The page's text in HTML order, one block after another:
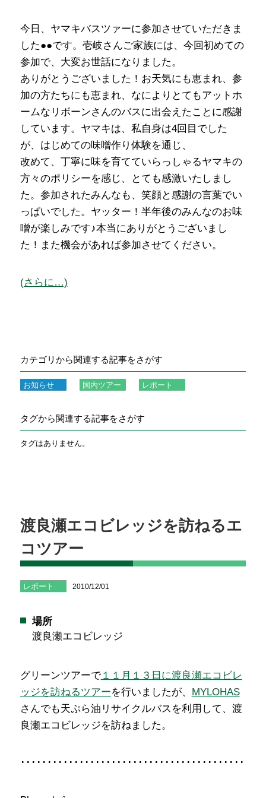
今日、ヤマキバスツァーに参加させていただきま
した●●です。壱岐さんご家族には、今回初めての
参加で、大変お世話になりました。
ありがとうございました！お天気にも恵まれ、参
加の方たちにも恵まれ、なによりとてもアットホ
ームなリボーンさんのバスに出会えたことに感謝
しています。ヤマキは、私自身は4回目でした
が、はじめての味噌作り体験を通じ、
改めて、丁寧に味を育てていらっしゃるヤマキの
方々のポリシーを感じ、とても感激いたしまし
た。参加されたみんなも、笑顔と感謝の言葉でい
っぱいでした。ヤッター！半年後のみんなのお味
噌が楽しみです♪本当にありがとうございまし
た！また機会があれば参加させてください。
(さらに…)
カテゴリから関連する記事をさがす
お知らせ 国内ツアー レポート
タグから関連する記事をさがす
タグはありません。
渡良瀬エコビレッジを訪ねるエ
コツアー
レポート 2010/12/01
場所
渡良瀬エコビレッジ
グリーンツアーで１１月１３日に渡良瀬エコビレ
ッジを訪ねるツアーを行いましたが、 MYLOHAS
さんでも天ぷら油リサイクルバスを利用して、渡
良瀬エコビレッジを訪ねました。
･･･････････････････････････････････････････